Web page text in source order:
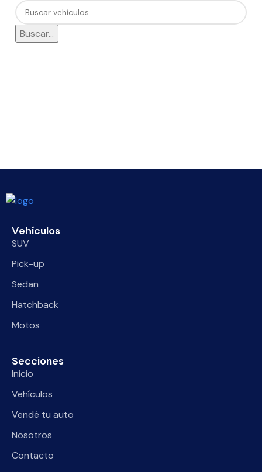
Buscar...
Vehículos
SUV
Pick-up
Sedan
Hatchback
Motos
Secciones
Inicio
Vehículos
Vendé tu auto
Nosotros
Contacto